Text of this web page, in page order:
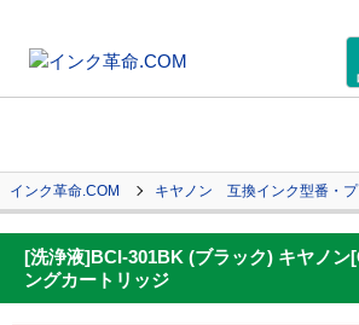
インク革命.COM キヤノン 互換インク型番・
[洗浄液]BCI-301BK (ブラック) キヤノン
ングカートリッジ